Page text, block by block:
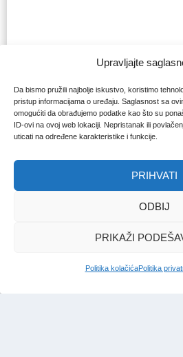
Upravljajte
Da bismo pružili najbolje iskustvo, koristimo
pristup informacijama o uređaju. Saglasnost sa
omogućiti da obrađujemo podatke kao što su
ID-ovi na ovoj web lokaciji. Nepristanak ili
uticati na određene karakteristike i funkcije.
PRIHVATI
ODBIJ
PRIKAŽI
Politika kolačićaPolitika